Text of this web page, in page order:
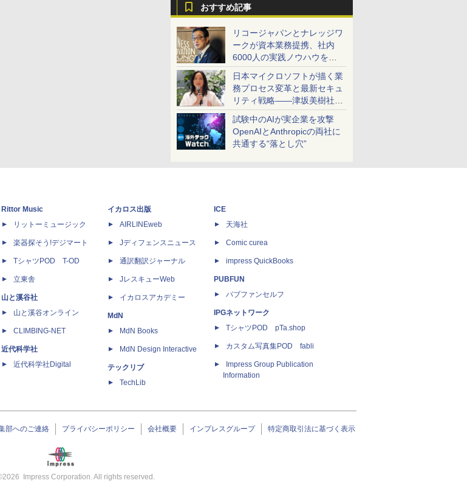
おすすめ記事
リコージャパンとナレッジワ
ークが資本業務提携、社内
6000人の実践ノウハウを生
かした「AI商談記録 for
RICOH」を展開へ
日本マイクロソフトが描く業
務プロセス変革と最新セキュ
リティ戦略――津坂美樹社長
が2027年度戦略を説明
試験中のAIが実企業を攻撃
OpenAIとAnthropicの両社に
共通する“落とし穴”
Rittor Music
リットーミュージック
楽器探そう!デジマート
TシャツPOD T-OD
立東舎
山と溪谷社
山と溪谷オンライン
CLIMBING-NET
近代科学社
近代科学社Digital
イカロス出版
AIRLINEweb
Jディフェンスニュース
通訳翻訳ジャーナル
JレスキューWeb
イカロスアカデミー
MdN
MdN Books
MdN Design Interactive
テックリブ
TechLib
ICE
天海社
Comic curea
impress QuickBooks
PUBFUN
パブファンセルフ
IPGネットワーク
TシャツPOD pTa.shop
カスタム写真集POD fabli
Impress Group Publication
Information
部へのご連絡 プライバシーポリシー 会社概要 インプレスグループ 特定商取引法に基づく表示
2026 Impress Corporation. All rights reserved.